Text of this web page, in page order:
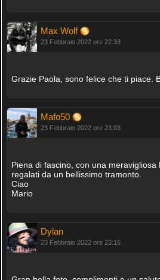
Max Wolf
23 Febbraio 2022 ore 22:33
Grazie Paola, sono felice che ti piace.
Mafo50
23 Febbraio 2022 ore 23:03
Piena di fascino, con una meravigliosa
regalati da un bellissimo tramonto.
Ciao
Mario
Dylan
23 Febbraio 2022 ore 23:16